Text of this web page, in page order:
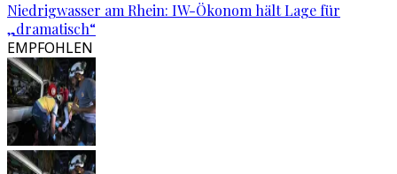
Niedrigwasser am Rhein: IW-Ökonom hält Lage für
„dramatisch“
EMPFOHLEN